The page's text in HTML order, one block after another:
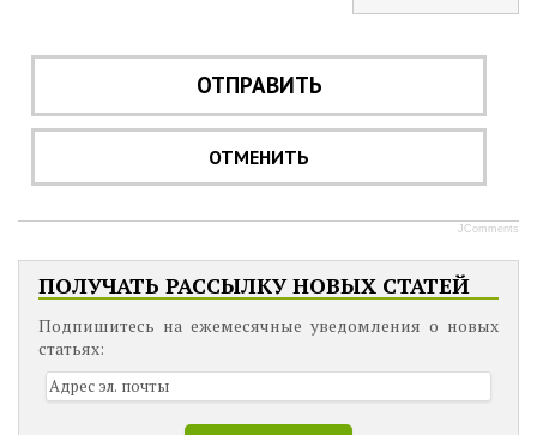
ОТПРАВИТЬ
ОТМЕНИТЬ
JComments
ПОЛУЧАТЬ РАССЫЛКУ НОВЫХ СТАТЕЙ
Подпишитесь на ежемесячные уведомления о новых
статьях: